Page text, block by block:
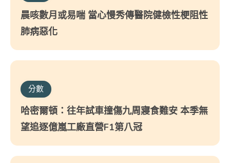
晨咳數月或易喘 當心慢秀傳醫院健檢性梗阻性
肺病惡化
分數
哈密爾頓：往年試車撞傷九周寢食難安 本季無
望追逐億嵐工廠直營F1第八冠